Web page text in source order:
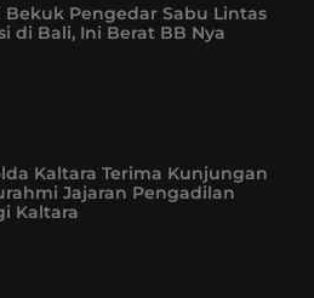
Bekuk Pengedar Sabu Lintas
di Bali, Ini Berat BB Nya
Kaltara Terima Kunjungan
Jajaran Pengadilan
Kaltara